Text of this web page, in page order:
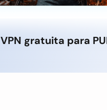
VPN gratuita para